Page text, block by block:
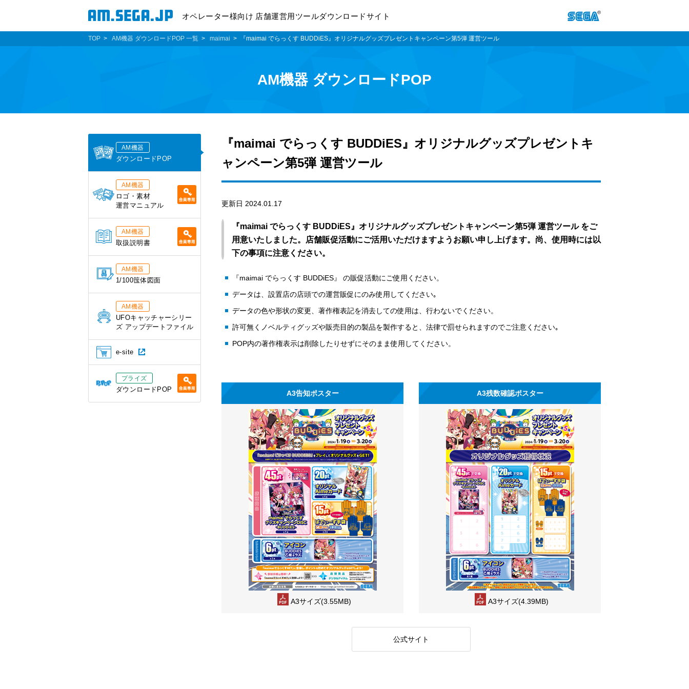
オペレーター様向け 店舗運営用ツールダウンロードサイト
TOP AM機器 ダウンロードPOP 一覧 maimai 『maimai でらっくす BUDDiES』オリジナルグッズプレゼントキャンペーン第5弾 運営ツール
AM機器 ダウンロードPOP
『maimai でらっくす BUDDiES』オリジナルグッズプレゼントキ
ャンペーン第5弾 運営ツール
更新日 2024.01.17
『maimai でらっくす BUDDiES』オリジナルグッズプレゼントキャンペーン第5弾 運営ツール をご
用意いたしました。店舗販促活動にご活用いただけますようお願い申し上げます。尚、使用時には以
下の事項に注意ください。
『maimai でらっくす BUDDiES』 の販促活動にご使用ください。
データは、設置店の店頭での運営販促にのみ使用してください｡
データの色や形状の変更、著作権表記を消去しての使用は、行わないでください。
許可無くノベルティグッズや販売目的の製品を製作すると、法律で罰せられますのでご注意ください｡
POP内の著作権表示は削除したりせずにそのまま使用してください。
A3告知ポスター
A3サイズ(3.55MB)
A3残数確認ポスター
A3サイズ(4.39MB)
公式サイト
AM機器
ダウンロードPOP
AM機器
ロゴ・素材
運営マニュアル
AM機器
取扱説明書
AM機器
1/100筺体図面
AM機器
UFOキャッチャーシリー
ズ アップデートファイル
e-site
プライズ
ダウンロードPOP